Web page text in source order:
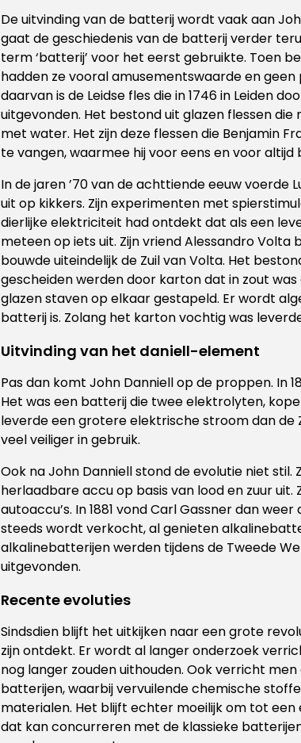
De uitvinding van de batterij wordt vaak aan
gaat de geschiedenis van de batterij verder
term ‘batterij’ voor het eerst gebruikte. Toen
hadden ze vooral amusementswaarde en
daarvan is de Leidse fles die in 1746 in Leiden
uitgevonden. Het bestond uit glazen flessen
met water. Het zijn deze flessen die Benjamin
te vangen, waarmee hij voor eens en voor
In de jaren ’70 van de achttiende eeuw voerde
uit op kikkers. Zijn experimenten met
dierlijke elektriciteit had ontdekt dat als een
meteen op iets uit. Zijn vriend Alessandro
bouwde uiteindelijk de Zuil van Volta. Het
gescheiden werden door karton dat in zout
glazen staven op elkaar gestapeld. Er wordt
batterij is. Zolang het karton vochtig was
Uitvinding van het daniell-element
Pas dan komt John Danniell op de proppen. In
Het was een batterij die twee elektrolyten,
leverde een grotere elektrische stroom dan de
veel veiliger in gebruik.
Ook na John Danniell stond de evolutie niet stil.
herlaadbare accu op basis van lood en zuur
autoaccu’s. In 1881 vond Carl Gassner dan
steeds wordt verkocht, al genieten
alkalinebatterijen werden tijdens de Tweede
uitgevonden.
Recente evoluties
Sindsdien blijft het uitkijken naar een grote
zijn ontdekt. Er wordt al langer onderzoek
nog langer zouden uithouden. Ook verricht
batterijen, waarbij vervuilende chemische
materialen. Het blijft echter moeilijk om tot
dat kan concurreren met de klassieke